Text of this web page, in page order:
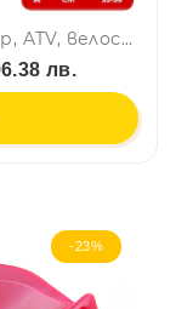
Мотокрос - Ендуро каска за мотор, ATV, велосипед – размер M (55–56 см) син мат с червен/сив дизайн
лв.
-23%